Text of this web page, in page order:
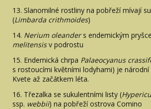
13. Slanomilné rostliny na pobřeží mívají
(Limbarda crithmoides)
14. Nerium oleanders endemickým
melitensisv podrostu
15. Endemická chrpa Palaeocyanus
s rostoucími květními lodyhami) je
Kvete až začátkem léta.
16. Třezalka se sukulentními listy (
ssp. webbii) na pobřeží ostrova Comino